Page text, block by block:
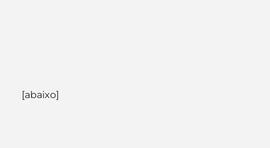
[abaixo]